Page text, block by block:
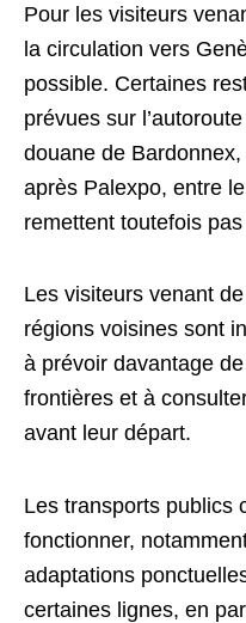
Pour les visiteurs
la circulation vers
possible. Certaines
prévues sur
douane de
après Palexpo, entre
remettent toutefois
Les visiteurs venant
régions voisines sont
à prévoir davantage
frontières et à
avant leur départ.
Les transports publics
fonctionner,
adaptations
certaines lignes, en